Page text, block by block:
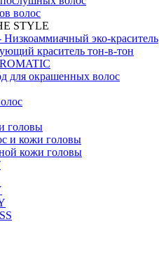
волос
STYLE
эко-краситель
краситель тон-в-тон
для окрашенных волос
головы
и кожи головы
кожи головы